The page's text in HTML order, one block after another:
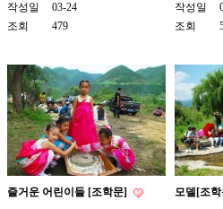
작성일
03-24
조회
479
작성일
조회
즐거운 어린이들 [조학문]
모델[조